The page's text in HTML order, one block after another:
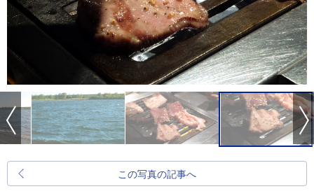
この写真の記事へ